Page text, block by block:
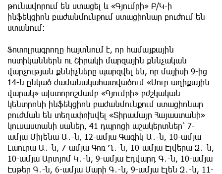
թունավորում են ստացել և «Գյումրի» Բ/Կ-ի
ինֆեկցիոն բաժանմունքում ստացիոնար բուժում են
ստանում։
Ֆոտոլրագրողը հայտնում է, որ համայքային
ոստիկաններն ու Շիրակի մարզային քննչական
վարչության քննիչները պարզվել են, որ մայիսի 9-ից
14-ն ընկած ժամանակահատվածում «Սուր աղիքային
վարակ» ախտորոշմամբ «Գյումրի» բժշկական
կենտրոնի ինֆեկցիոն բաժանմունքում ստացիոնար
բուժման են տեղափոխվել «Տիրամայր Հայաստանի»
կուսաստանի սաներ, 41 դպրոցի աշակերտներ՝ 7-
ամյա Միլենա Ա․-ն, 12-ամյա Գագիկ Ա․-ն, 10-ամյա
Լաուրա Ա․-ն, 7-ամյա Գոռ Ղ․-ն, 10-ամյա Էլվերա Զ․-ն,
10-ամյա Արտյոմ Կ․-ն, 9-ամյա Էդվարդ Գ․-ն, 10-ամյա
Էսթեր Գ․-ն, 6-ամյա Մարի Գ․-ն, 9-ամյա Էլեն Զ․-ն, 11-